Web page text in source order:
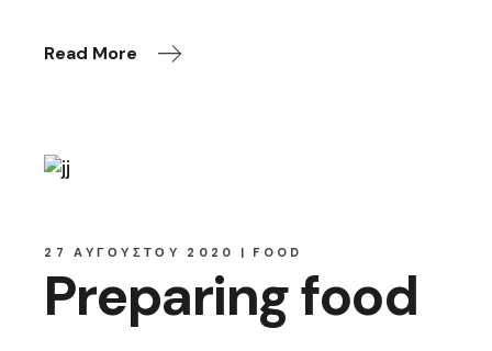
Read More
27 ΑΥΓΟΎΣΤΟΥ 2020 FOOD
Preparing food